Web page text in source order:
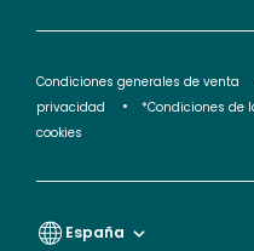
Condiciones generales de venta
privacidad
*Condiciones de
cookies
España